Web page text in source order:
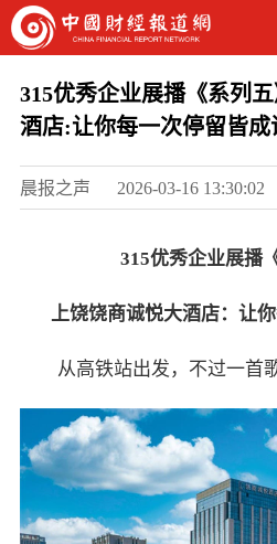
315优秀企业展播《系列
酒店:让你每一次停留皆成
晨报之声 2026-03-16 13:30:02
315优秀企业展播
上饶饶商诚悦大酒店：让
从高铁站出发，不过一首